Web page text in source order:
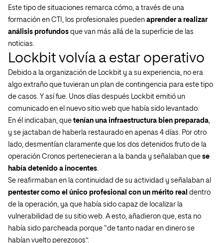
Este tipo de situaciones remarca cómo, a través de una
formación en CTI, los profesionales pueden aprender a realizar
análisis profundos que van más allá de la superficie de las
noticias.
Lockbit volvía a estar operativo
Debido a la organización de Lockbit y a su experiencia, no era
algo extraño que tuvieran un plan de contingencia para este tipo
de casos. Y así fue. Unos días después Lockbit emitió un
comunicado en el nuevo sitio web que había sido levantado.
En él indicaban, que tenían una infraestructura bien preparada,
y se jactaban de haberla restaurado en apenas 4 días. Por otro
lado, desmentían claramente que los dos detenidos fruto de la
operación Cronos pertenecieran a la banda y señalaban que se
había detenido a inocentes.
Se reafirmaban en la continuidad de su actividad y señalaban al
pentester como el único profesional con un mérito real dentro
de la operación, ya que había sido capaz de localizar la
vulnerabilidad de su sitio web. A esto, añadieron que, esta no
había sido parcheada porque “de tanto nadar en dinero se
habían vuelto perezosos”.